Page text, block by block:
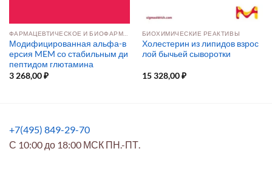
ФАРМАЦЕВТИЧЕСКОЕ И БИОФАРМАЦЕВТИЧЕСКОЕ ПРОИЗВОДСТВО
Модифицированная альфа-в
ерсия MEM со стабильным ди
пептидом глютамина
3 268,00₽
БИОХИМИЧЕСКИЕ РЕАКТИВЫ
Холестерин из липидов взрос
лой бычьей сыворотки
15 328,00₽
+7(495) 849-29-70
С 10:00 до 18:00 МСК ПН.-ПТ.